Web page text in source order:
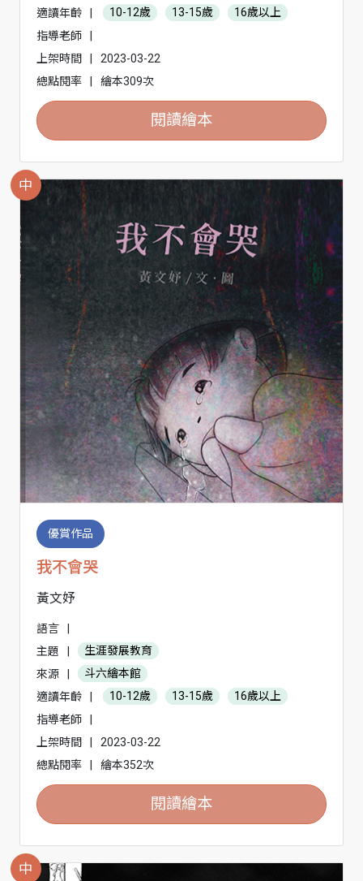
適讀年齡 | 10-12歲 13-15歲
16歲以上
指導老師
|
上架時間
|
2023-03-22
總點閱率
| 繪本309次
閱讀繪本
中
優賞作品
我不會哭
黃文妤
語言
主題
生涯發展教育
來源
斗六繪本館
適讀年齡
10-12歲 13-15歲
16歲以上
指導老師
上架時間
2023-03-22
總點閱率
繪本352次
閱讀繪本
中